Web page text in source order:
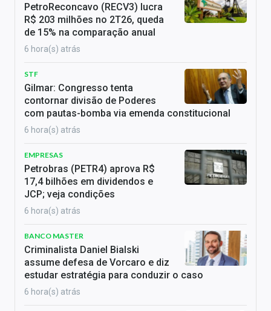
PetroReconcavo (RECV3) lucra
R$ 203 milhões no 2T26, queda
de 15% na comparação anual
6 hora(s) atrás
STF
Gilmar: Congresso tenta
contornar divisão de Poderes
com pautas-bomba via emenda constitucional
6 hora(s) atrás
EMPRESAS
Petrobras (PETR4) aprova R$
17,4 bilhões em dividendos e
JCP; veja condições
6 hora(s) atrás
BANCO MASTER
Criminalista Daniel Bialski
assume defesa de Vorcaro e diz
estudar estratégia para conduzir o caso
6 hora(s) atrás